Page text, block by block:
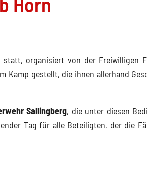
organisiert von der Freiwilligen
Kamp gestellt, die ihnen allerhand
Sallingberg, die unter diesen
Tag für alle Beteiligten, der die